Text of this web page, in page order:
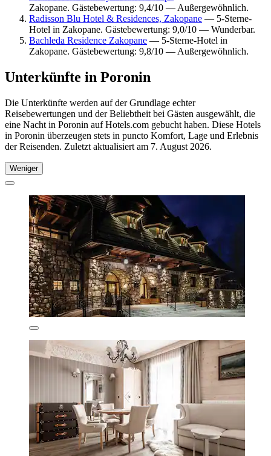
Zakopane. Gästebewertung: 9,4/10 — Außergewöhnlich.
Radisson Blu Hotel & Residences, Zakopane — 5-Sterne-
Hotel in Zakopane. Gästebewertung: 9,0/10 — Wunderbar.
Bachleda Residence Zakopane — 5-Sterne-Hotel in
Zakopane. Gästebewertung: 9,8/10 — Außergewöhnlich.
Unterkünfte in Poronin
Die Unterkünfte werden auf der Grundlage echter
Reisebewertungen und der Beliebtheit bei Gästen ausgewählt, die
eine Nacht in Poronin auf Hotels.com gebucht haben. Diese Hotels
in Poronin überzeugen stets in puncto Komfort, Lage und Erlebnis
der Reisenden. Zuletzt aktualisiert am 7. August 2026.
Weniger